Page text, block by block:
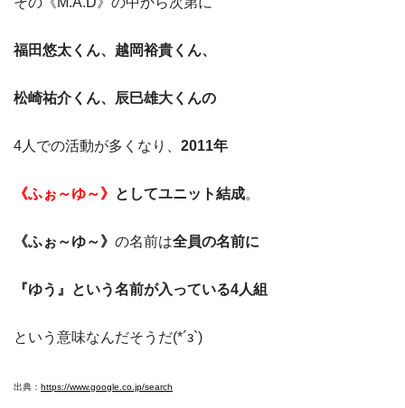
福田悠太くん、越岡裕貴くん、
松崎祐介くん、辰巳雄大くんの
4人での活動が多くなり、 2011年
《ふぉ～ゆ～》 としてユニット結成。
《ふぉ～ゆ～》 の名前は全員の名前に
『ゆう』という名前が入っている4人組
という意味なんだそうだ(*´з`)
出典： https://www.google.co.jp/search